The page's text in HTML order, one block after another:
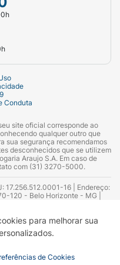
para melhorar sua
de Cookies
Conduta
site oficial corresponde ao
qualquer outro que
sua segurança recomendamos
desconhecidos que se utilizem
Araujo S.A. Em caso de
com (31) 3270-5000.
17.256.512.0001-16 | Endereço:
120 - Belo Horizonte - MG |
Silva Alvarenga – CRF 52.584 -
- CRF Nº 13.748. Alvará
da Empresa (AFE):